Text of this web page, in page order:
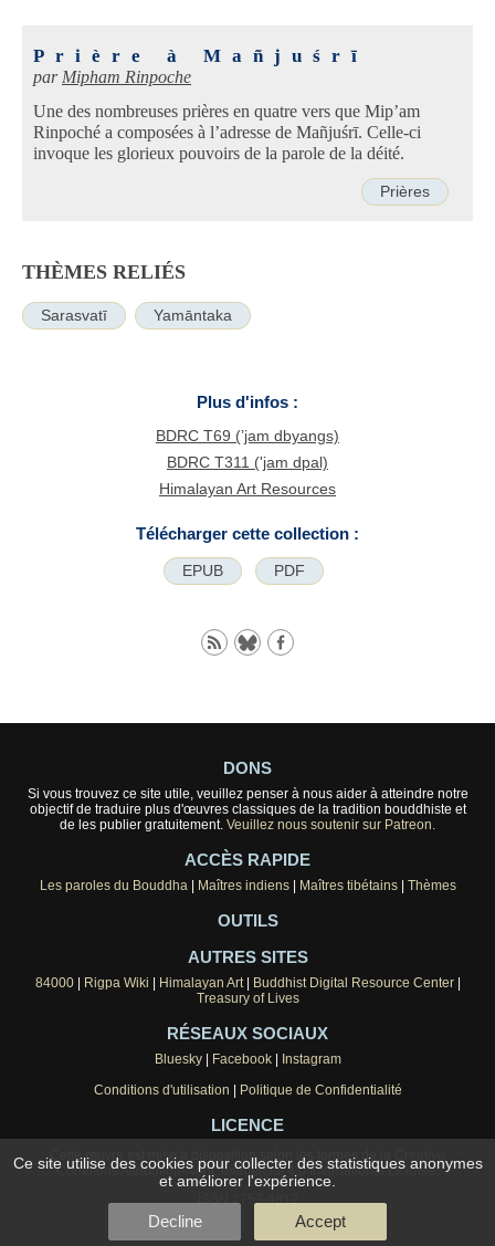
Prière à Mañjuśrī
par Mipham Rinpoche
Une des nombreuses prières en quatre vers que Mip’am
Rinpoché a composées à l’adresse de Mañjuśrī. Celle-ci
invoque les glorieux pouvoirs de la parole de la déité.
Prières
THÈMES RELIÉS
Sarasvatī Yamāntaka
Plus d'infos :
BDRC T69 (’jam dbyangs)
BDRC T311 ('jam dpal)
Himalayan Art Resources
Télécharger cette collection :
EPUB PDF
DONS
Si vous trouvez ce site utile, veuillez penser à nous aider à atteindre notre
objectif de traduire plus d'œuvres classiques de la tradition bouddhiste et
de les publier gratuitement. Veuillez nous soutenir sur Patreon.
ACCÈS RAPIDE
Les paroles du Bouddha| Maîtres indiens| Maîtres tibétains| Thèmes
OUTILS
AUTRES SITES
84000| Rigpa Wiki Himalayan Art| Buddhist Digital Resource Center|
Treasury of Lives
RÉSEAUX SOCIAUX
Bluesky| Facebook|
Instagram
Conditions d'utilisation
Politique de Confidentialité
LICENCE
Cette œuvre est mise à disposition selon les termes de la
Commons Attribution-NonCommercial 4.0 International License.
ISSN 2753-4812
Ce site utilise des cookies pour collecter des statistiques anonymes
et améliorer l'expérience.
Decline Accept